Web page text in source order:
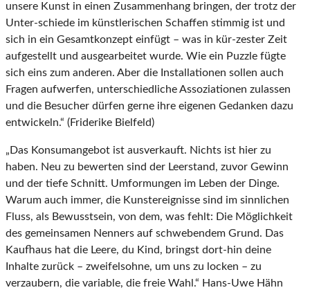
unsere Kunst in einen Zusammenhang bringen, der trotz der
Unter-schiede im künstlerischen Schaffen stimmig ist und
sich in ein Gesamtkonzept einfügt – was in kür-zester Zeit
aufgestellt und ausgearbeitet wurde. Wie ein Puzzle fügte
sich eins zum anderen. Aber die Installationen sollen auch
Fragen aufwerfen, unterschiedliche Assoziationen zulassen
und die Besucher dürfen gerne ihre eigenen Gedanken dazu
entwickeln.“ (Friderike Bielfeld)
„Das Konsumangebot ist ausverkauft. Nichts ist hier zu
haben. Neu zu bewerten sind der Leerstand, zuvor Gewinn
und der tiefe Schnitt. Umformungen im Leben der Dinge.
Warum auch immer, die Kunstereignisse sind im sinnlichen
Fluss, als Bewusstsein, von dem, was fehlt: Die Möglichkeit
des gemeinsamen Nenners auf schwebendem Grund. Das
Kaufhaus hat die Leere, du Kind, bringst dort-hin deine
Inhalte zurück – zweifelsohne, um uns zu locken – zu
verzaubern, die variable, die freie Wahl.“ Hans-Uwe Hähn